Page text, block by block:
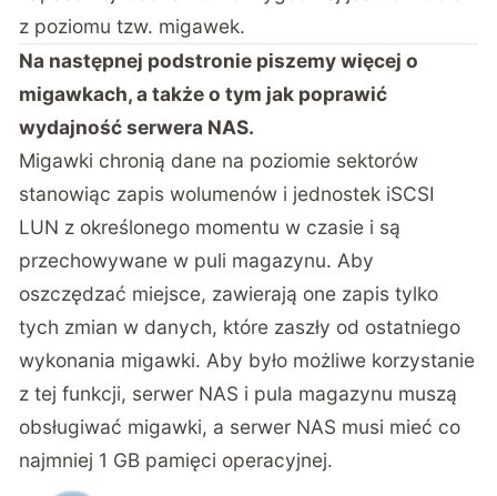
z poziomu tzw. migawek.
Na następnej podstronie piszemy więcej o
migawkach, a także o tym jak poprawić
wydajność serwera NAS.
Migawki chronią dane na poziomie sektorów
stanowiąc zapis wolumenów i jednostek iSCSI
LUN z określonego momentu w czasie i są
przechowywane w puli magazynu. Aby
oszczędzać miejsce, zawierają one zapis tylko
tych zmian w danych, które zaszły od ostatniego
wykonania migawki. Aby było możliwe korzystanie
z tej funkcji, serwer NAS i pula magazynu muszą
obsługiwać migawki, a serwer NAS musi mieć co
najmniej 1 GB pamięci operacyjnej.